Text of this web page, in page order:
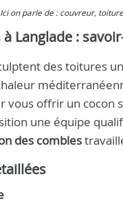
Ici on parle de : couvreur,
Langlade :
des toitures
vous offrir un cocon
une équipe
des combles